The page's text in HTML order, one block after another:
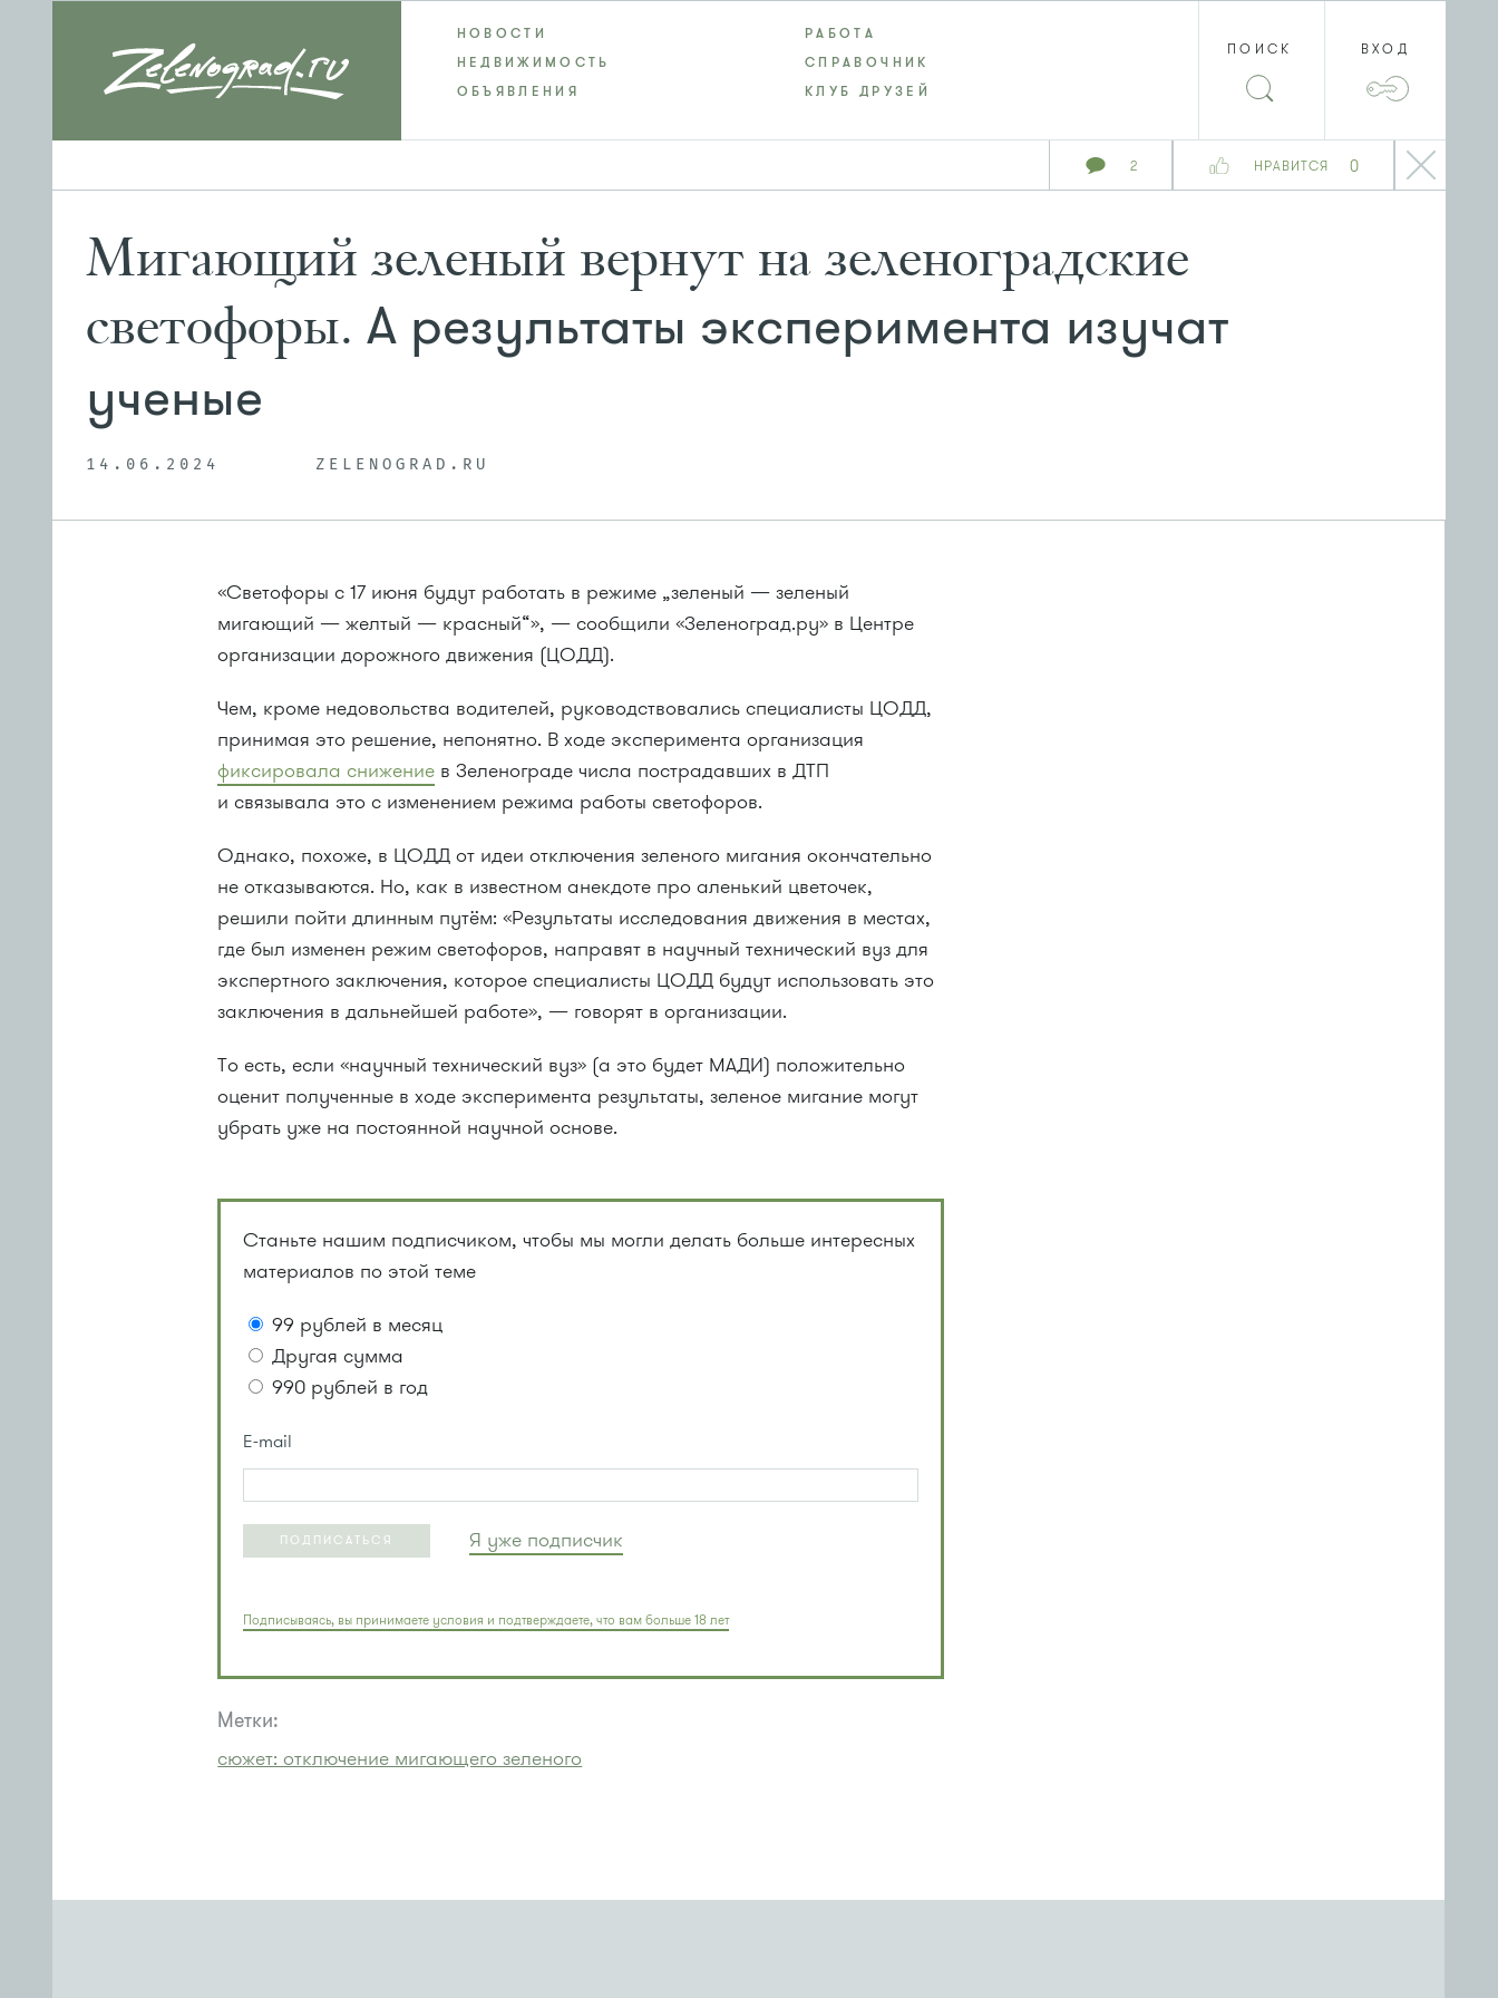
2 НРАВИТСЯ 0
НОВОСТИ
РАБОТА
НЕДВИЖИМОСТЬ
СПРАВОЧНИК
ОБЪЯВЛЕНИЯ
КЛУБ ДРУЗЕЙ
ПОИСК ВХОД
Мигающий зеленый вернут на зеленоградские
светофоры. А результаты эксперимента изучат
ученые
14.06.2024 ZELENOGRAD.RU
«Светофоры с 17 июня будут работать в режиме „зеленый — зеленый
мигающий — желтый — красный“», — сообщили «Зеленоград.ру» в Центре
организации дорожного движения (ЦОДД).
Чем, кроме недовольства водителей, руководствовались специалисты ЦОДД,
принимая это решение, непонятно. В ходе эксперимента организация
фиксировала снижение в Зеленограде числа пострадавших в ДТП
и связывала это с изменением режима работы светофоров.
Однако, похоже, в ЦОДД от идеи отключения зеленого мигания окончательно
не отказываются. Но, как в известном анекдоте про аленький цветочек,
решили пойти длинным путём: «Результаты исследования движения в местах,
где был изменен режим светофоров, направят в научный технический вуз для
экспертного заключения, которое специалисты ЦОДД будут использовать это
заключения в дальнейшей работе», — говорят в организации.
То есть, если «научный технический вуз» (а это будет МАДИ) положительно
оценит полученные в ходе эксперимента результаты, зеленое мигание могут
убрать уже на постоянной научной основе.
Станьте нашим подписчиком, чтобы мы могли делать больше интересных
материалов по этой теме
99 рублей в месяц
Другая сумма
990 рублей в год
E-mail
ПОДПИСАТЬСЯ Я уже подписчик
Подписываясь, вы принимаете условия и подтверждаете, что вам больше 18 лет
Метки:
сюжет: отключение мигающего зеленого